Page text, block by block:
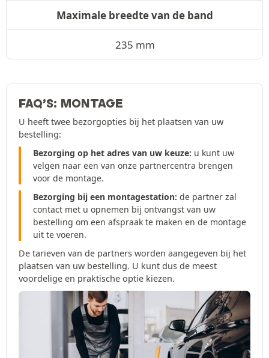
Maximale breedte van de band
235 mm
FAQ’S: MONTAGE
U heeft twee bezorgopties bij het plaatsen van uw
bestelling:
Bezorging op het adres van uw keuze: u kunt uw
velgen naar een van onze partnercentra brengen
voor de montage.
Bezorging bij een montagestation: de partner zal
contact met u opnemen bij ontvangst van uw
bestelling om een afspraak te maken en de montage
uit te voeren.
De tarieven van de partners worden aangegeven bij het
plaatsen van uw bestelling. U kunt dus de meest
voordelige en praktische optie kiezen.